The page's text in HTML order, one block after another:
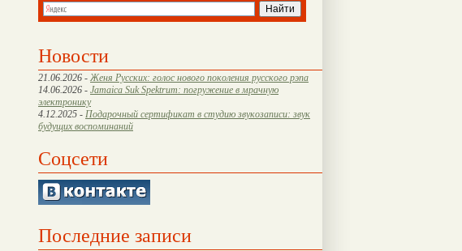
Новости
21.06.2026 - Женя Русских: голос нового поколения русского рэпа
14.06.2026 - Jamaica Suk Spektrum: погружение в мрачную
электронику
4.12.2025 - Подарочный сертификат в студию звукозаписи: звук
будущих воспоминаний
Соцсети
Последние записи